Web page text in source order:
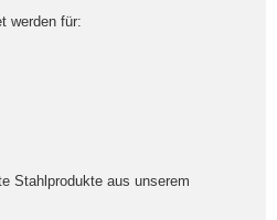
werden für:
Stahlprodukte aus unserem